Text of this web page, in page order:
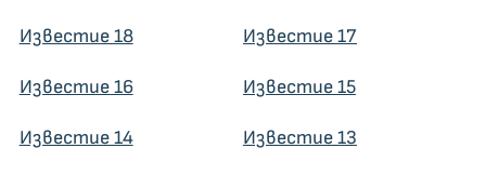
Известие 18 Известие 17
Известие 16 Известие 15
Известие 14 Известие 13